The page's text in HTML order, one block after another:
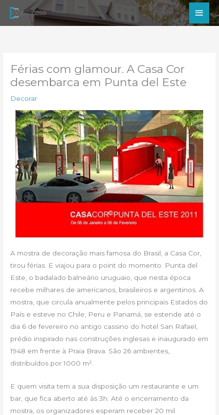
para
Férias com glamour. A Casa Cor
desembarca em Punta del Este
Decorar
A mostra de decoração mais famosa do Brasil, a Casa Cor,
tirou férias. E viajou para o point do momento: Punta del
Este, o badalado balneário uruguaio, que nesta época
recebe milhares de americanos, brasileiros e argentinos. A
mostra, que circula anualmente pelos principais Estados do
País e esteve no Chile, Peru e Panamá, se estende até o
dia 6 de fevereiro no antigo cassino do hotel San Rafael,
prédio inspirado nas construções inglesas e inaugurado em
1948 em frente à Praia Brava. São 26 ambientes,
distribuídos por 1000 m².
E quem visita tem a sua disposição um restaurante e um
bar, que fica aberto até às 3h. Até o encerramento da
mostra, os organizadores esperam receber 20 mil